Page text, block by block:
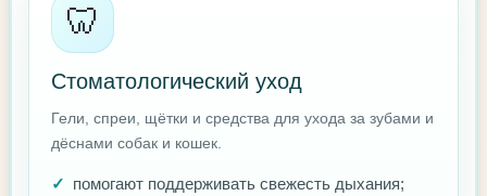
🦷
Стоматологический уход
Гели, спреи, щётки и средства для ухода за зубами и
дёснами собак и кошек.
помогают поддерживать свежесть дыхания;